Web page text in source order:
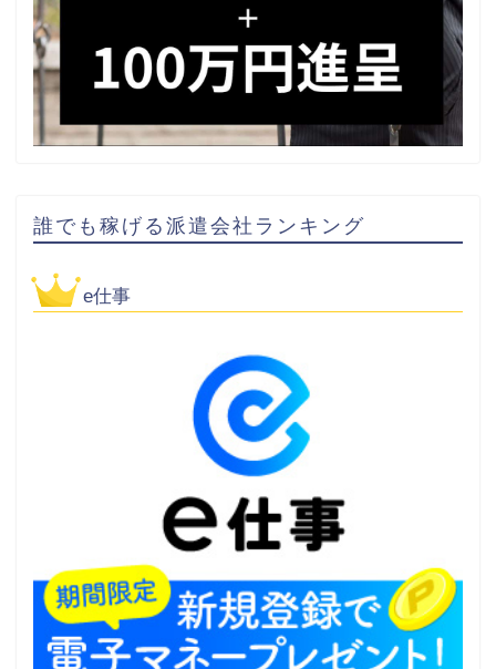
誰でも稼げる派遣会社ランキング
e仕事